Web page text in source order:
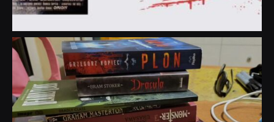
dobryhorror
Lip 31